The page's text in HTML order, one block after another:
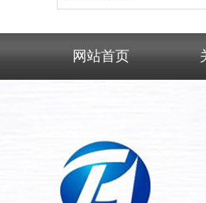
网站首页